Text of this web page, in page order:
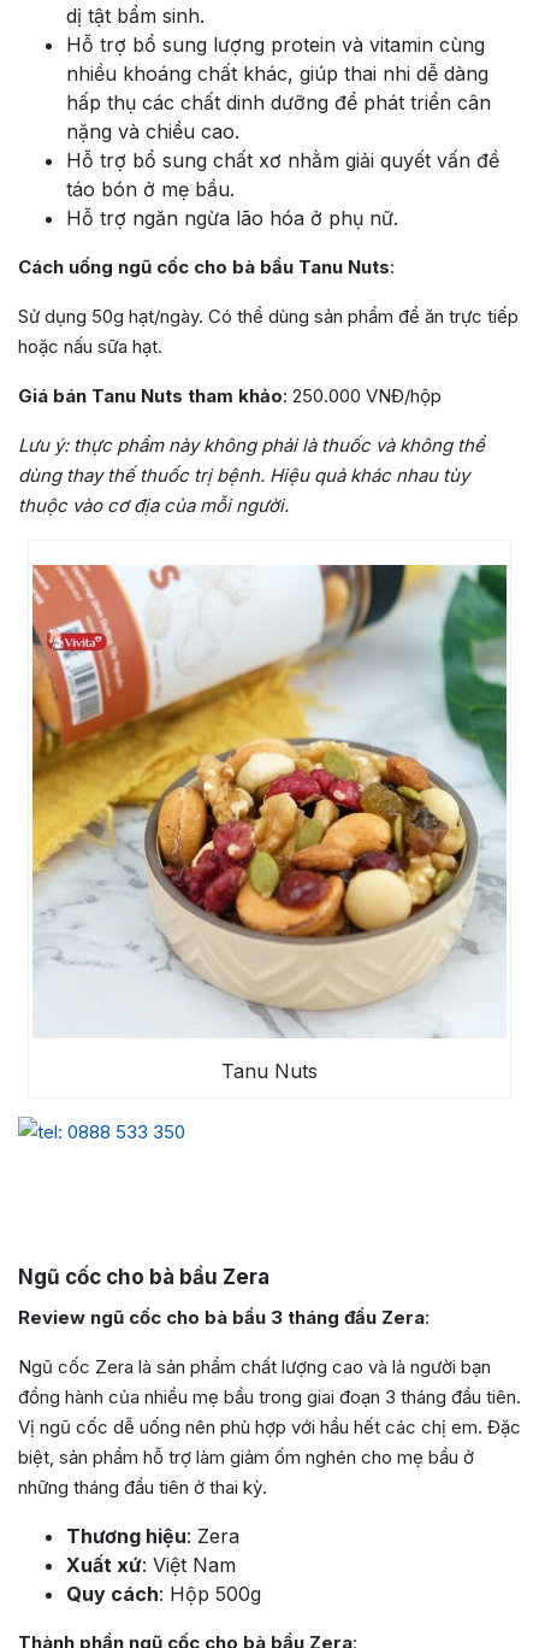
dị tật bẩm sinh.
Hỗ trợ bổ sung lượng protein và vitamin cùng
nhiều khoáng chất khác, giúp thai nhi dễ dàng
hấp thụ các chất dinh dưỡng để phát triển cân
nặng và chiều cao.
Hỗ trợ bổ sung chất xơ nhằm giải quyết vấn đề
táo bón ở mẹ bầu.
Hỗ trợ ngăn ngừa lão hóa ở phụ nữ.
Cách uống ngũ cốc cho bà bầu Tanu Nuts:
Sử dụng 50g hạt/ngày. Có thể dùng sản phẩm để ăn trực tiếp
hoặc nấu sữa hạt.
Giá bán Tanu Nuts tham khảo: 250.000 VNĐ/hộp
Lưu ý: thực phẩm này không phải là thuốc và không thể
dùng thay thế thuốc trị bệnh. Hiệu quả khác nhau tùy
thuộc vào cơ địa của mỗi người.
Tanu Nuts
Ngũ cốc cho bà bầu Zera
Review ngũ cốc cho bà bầu 3 tháng đầu Zera:
Ngũ cốc Zera là sản phẩm chất lượng cao và là người bạn
đồng hành của nhiều mẹ bầu trong giai đoạn 3 tháng đầu tiên.
Vị ngũ cốc dễ uống nên phù hợp với hầu hết các chị em. Đặc
biệt, sản phẩm hỗ trợ làm giảm ốm nghén cho mẹ bầu ở
những tháng đầu tiên ở thai kỳ.
Thương hiệu: Zera
Xuất xứ: Việt Nam
Quy cách: Hộp 500g
Thành phần ngũ cốc cho bà bầu Zera: